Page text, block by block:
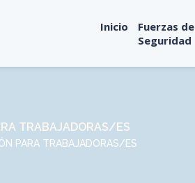
Inicio
Fuerzas de
Seguridad
TRABAJADORAS/ES
PARA TRABAJADORAS/ES